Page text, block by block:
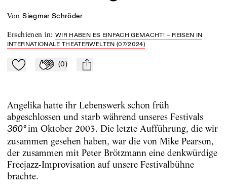
von Siegmar Schröder
Erschienen in:WIR HABEN ES EINFACH GEMACHT! – REISEN IN
INTERNATIONALE THEATERWELTEN (07/2024)
Zu Mein-TdZ hinzufügen
Applaudieren
(0) mail
Angelika hatte ihr Lebenswerk schon früh
abgeschlossen und starb während unseres Festivals
360°im Oktober 2003. Die letzte Aufführung, die wir
zusammen gesehen haben, war die von Mike Pearson,
der zusammen mit Peter Brötzmann eine denkwürdige
Freejazz-Improvisation auf unsere Festivalbühne
brachte.